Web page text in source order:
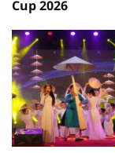
Cup 2026